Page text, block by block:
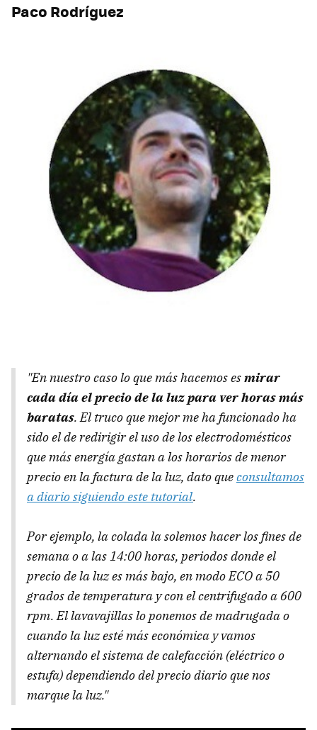
Paco Rodríguez
"En nuestro caso lo que más hacemos esmirar
cada día el precio de la luz para ver horas más
baratas. El truco que mejor me ha funcionado ha
sido el de redirigir el uso de los electrodomésticos
que más energía gastan a los horarios de menor
precio en la factura de la luz, dato queconsultamos
a diario siguiendo este tutorial.
Por ejemplo, la colada la solemos hacer los fines de
semana o a las 14:00 horas, periodos donde el
precio de la luz es más bajo, en modo ECO a 50
grados de temperatura y con el centrifugado a 600
rpm. El lavavajillas lo ponemos de madrugada o
cuando la luz esté más económica y vamos
alternando el sistema de calefacción (eléctrico o
estufa) dependiendo del precio diario que nos
marque la luz."